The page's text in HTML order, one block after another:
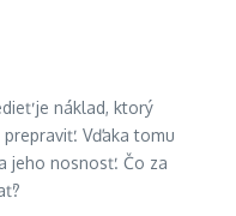
je náklad, ktorý
Vďaka tomu
jeho nosnosť. Čo za